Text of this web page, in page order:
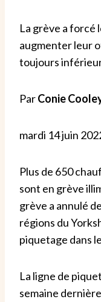
La grève a forcé
augmenter leur
toujours
ParConie
mardi 14 juin
Plus de 650
sont en grève
grève a annulé
régions du
piquetage dans
La ligne de
semaine